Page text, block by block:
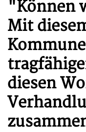
"Können
Mit
diesen